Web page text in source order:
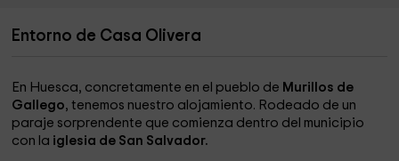
Entorno de Casa Olivera
En Huesca, concretamente en el pueblo de Murillos de
Gallego, tenemos nuestro alojamiento. Rodeado de un
paraje sorprendente que comienza dentro del municipio
con la iglesia de San Salvador.